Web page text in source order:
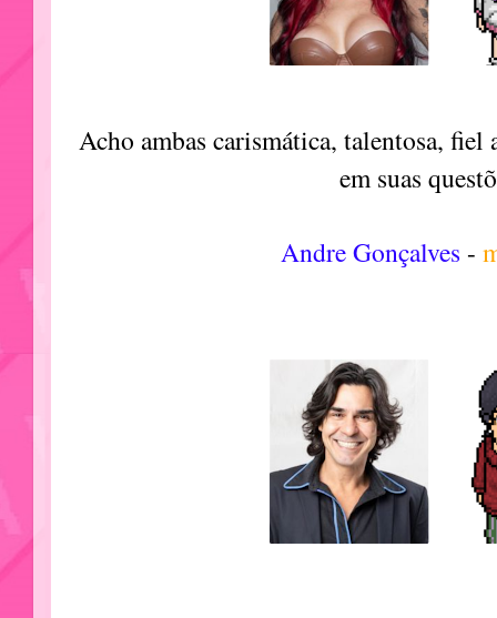
Acho ambas carismática, talentosa, fiel
em suas
Andre Gonçalves -